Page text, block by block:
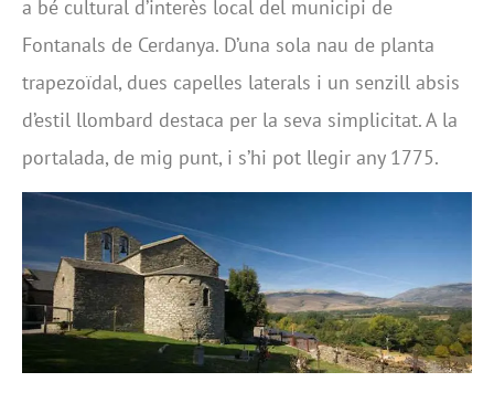
a bé cultural d’interès local del municipi de
Fontanals de Cerdanya. D’una sola nau de planta
trapezoïdal, dues capelles laterals i un senzill absis
d’estil llombard destaca per la seva simplicitat. A la
portalada, de mig punt, i s’hi pot llegir any 1775.